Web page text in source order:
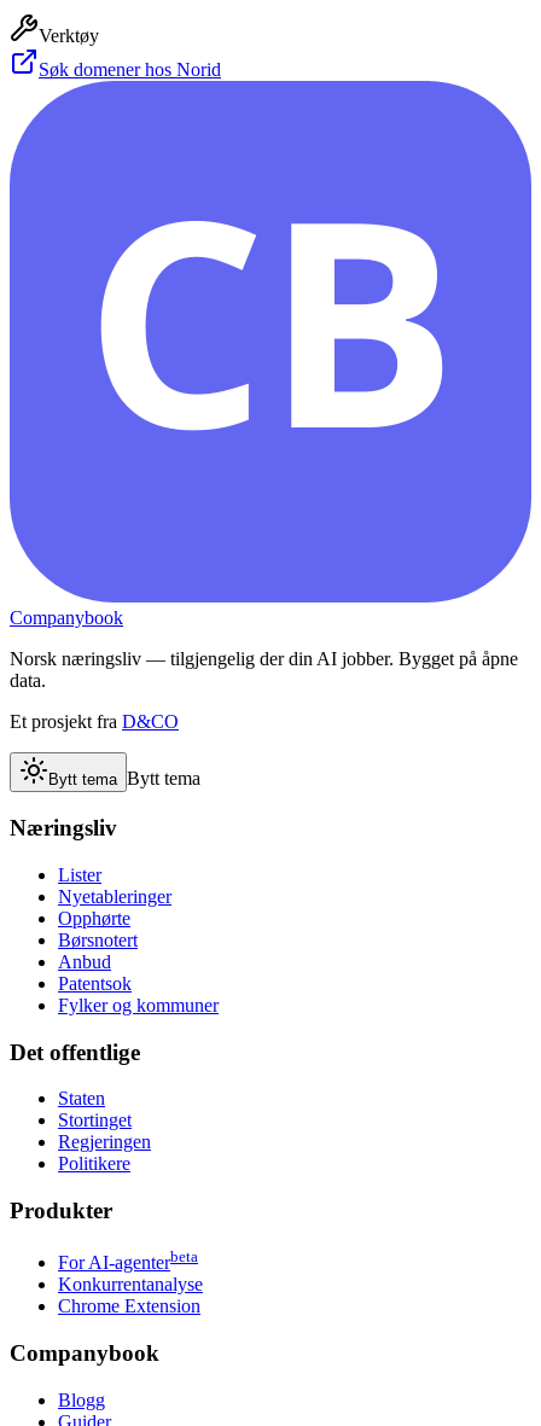
Verktøy
Søk domener hos Norid
CB
Companybook
Norsk næringsliv — tilgjengelig der din AI jobber. Bygget på åpne
data.
Et prosjekt fra D&CO
Bytt tema Bytt tema
Næringsliv
Lister
Nyetableringer
Opphørte
Børsnotert
Anbud
Patentsok
Fylker og kommuner
Det offentlige
Staten
Stortinget
Regjeringen
Politikere
Produkter
For AI-agenterbeta
Konkurrentanalyse
Chrome Extension
Companybook
Blogg
Guider